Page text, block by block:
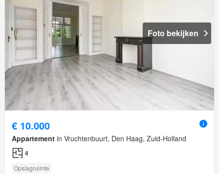
Foto bekijken
€ 10.000
Appartement in Vruchtenbuurt, Den Haag, Zuid-Holland
4
Opslagruimte